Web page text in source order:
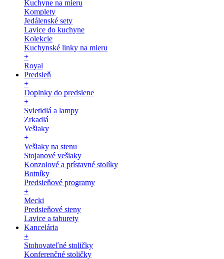
Kuchyne na mieru
Komplety
Jedálenské sety
Lavice do kuchyne
Kolekcie
Kuchynské linky na mieru
+
Royal
Predsieň
+
Doplnky do predsiene
+
Svietidlá a lampy
Zrkadlá
Vešiaky
+
Vešiaky na stenu
Stojanové vešiaky
Konzolové a prístavné stolíky
Botníky
Predsieňové programy
+
Mecki
Predsieňové steny
Lavice a taburety
Kancelária
+
Stohovateľné stoličky
Konferenčné stoličky